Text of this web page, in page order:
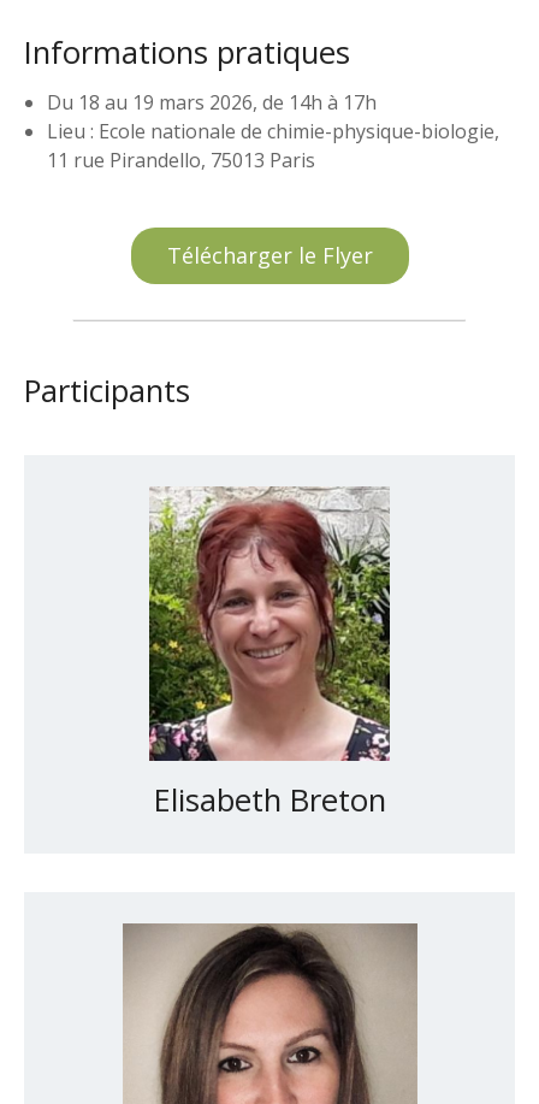
Informations pratiques
Du 18 au 19 mars 2026, de 14h à 17h
Lieu : Ecole nationale de chimie-physique-biologie,
11 rue Pirandello, 75013 Paris
Télécharger le Flyer
Participants
Elisabeth Breton